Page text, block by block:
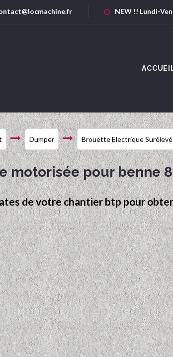
NEW !! Lundi-
Dumper Brouette Electrique
motorisée pour benne
de votre chantier btp pour